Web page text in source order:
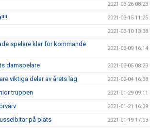
2021-03-26 08:23
2021-03-15 11:25
2021-03-10 13:38
spelare klar för kommande
2021-03-09 16:14
damspelare 2021-03-05 08:23
viktiga delar av årets lag 2021-02-04 16:38
truppen 2021-01-29 09:11
2021-01-21 16:39
på plats 2021-01-19 17:03